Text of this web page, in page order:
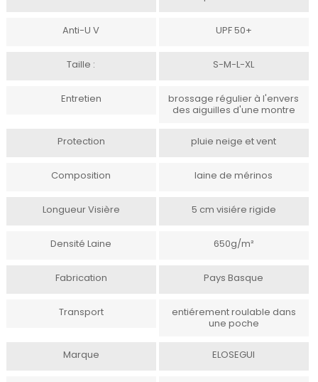
Anti-U V UPF 50+
Taille : S-M-L-XL
Entretien
brossage régulier à l'envers
des aiguilles d'une montre
Protection pluie neige et vent
Composition laine de mérinos
Longueur Visière 5 cm visiére rigide
Densité Laine 650g/m²
Fabrication Pays Basque
Transport
entiérement roulable dans
une poche
Marque ELOSEGUI